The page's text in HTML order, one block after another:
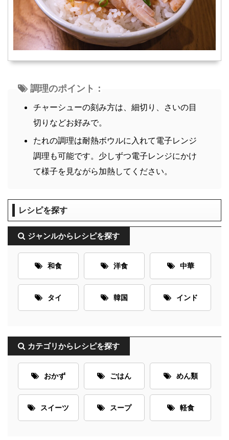
調理のポイント：
チャーシューの刻み方は、細切り、さいの目
切りなどお好みで。
たれの調理は耐熱ボウルに入れて電子レンジ
調理も可能です。少しずつ電子レンジにかけ
て様子を見ながら加熱してください。
レシピを探す
ジャンルからレシピを探す
和食 洋食 中華
タイ 韓国 インド
カテゴリからレシピを探す
おかず ごはん めん類
スイーツ スープ 軽食